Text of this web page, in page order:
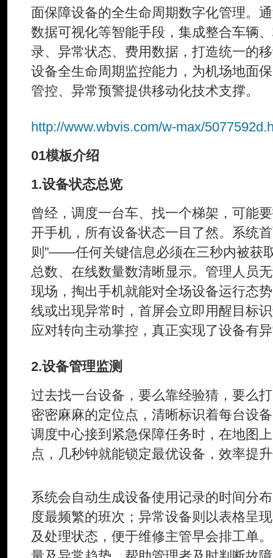
面保障设备的全生命周期数字化管理。
数据可视化等智能手段，集成整合车辆
录、异常状态、费用数据，打造统一的
设备全生命周期监控能力，为机场地面
管控、异常预警提供移动化技术支撑。
http://www.wbvis.com/w-max/
01模板介绍
1.设备状态总览
曾经，调度一台车、找一个梯架，可能
开手机，所有设备状态一目了然。系统
则”——任何关键信息必须在三秒内被获
总数、在线数量数清晰显示。管理人员
现场，掏出手机就能对全场设备运行态
线或出现异常时，首屏会立即用醒目标
应对转向主动掌控，真正实现了设备有
2.设备管理监测
过去找一台设备，要么靠经验猜，要么
密密麻麻的定位点，清晰标识着每台设
调度中心接到紧急保障任务时，在地图
点，几秒钟就能锁定最优设备，效率提
系统会自动生成设备使用记录的时间分
度最频繁的班次；异常设备则以表格呈
及处理状态，便于维修主管早会排工单